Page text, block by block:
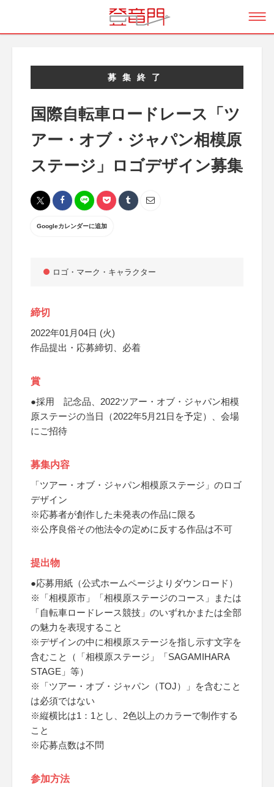
募集終了
国際自転車ロードレース「ツ
アー・オブ・ジャパン相模原
ステージ」ロゴデザイン募集
Googleカレンダーに追加
ロゴ・マーク・キャラクター
締切
2022年01月04日 (火)
作品提出・応募締切、必着
賞
●採用 記念品、2022ツアー・オブ・ジャパン相模
原ステージの当日（2022年5月21日を予定）、会場
にご招待
募集内容
「ツアー・オブ・ジャパン相模原ステージ」のロゴ
デザイン
※応募者が創作した未発表の作品に限る
※公序良俗その他法令の定めに反する作品は不可
提出物
●応募用紙（公式ホームページよりダウンロード）
※「相模原市」「相模原ステージのコース」または
「自転車ロードレース競技」のいずれかまたは全部
の魅力を表現すること
※デザインの中に相模原ステージを指し示す文字を
含むこと（「相模原ステージ」「SAGAMIHARA
STAGE」等）
※「ツアー・オブ・ジャパン（TOJ）」を含むこと
は必須ではない
※縦横比は1：1とし、2色以上のカラーで制作する
こと
※応募点数は不問
参加方法